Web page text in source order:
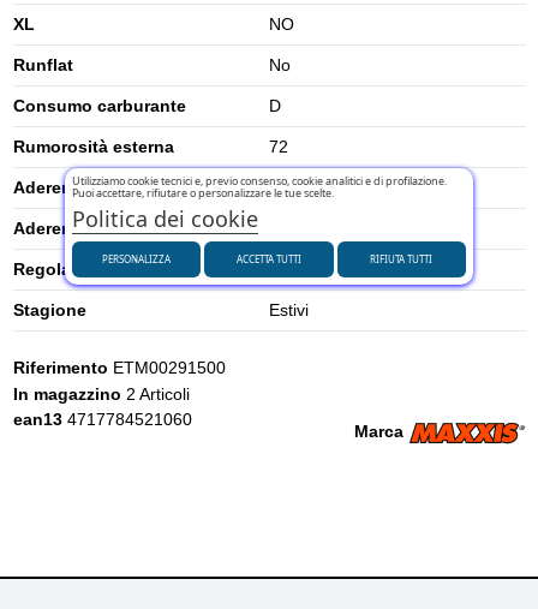
XL NO
Runflat No
Consumo carburante D
Rumorosità esterna 72
Aderenza su neve 0
Aderenza su ghiaccio
Regolamento UE (2020/740) 2020/740
Stagione Estivi
Marca
Riferimento ETM00291500
In magazzino 2 Articoli
ean13 4717784521060
Utilizziamo cookie tecnici e, previo consenso, cookie analitici e di profilazione.
Puoi accettare, rifiutare o personalizzare le tue scelte.
Politica dei cookie
PERSONALIZZA RIFIUTA TUTTI
ACCETTA TUTTI